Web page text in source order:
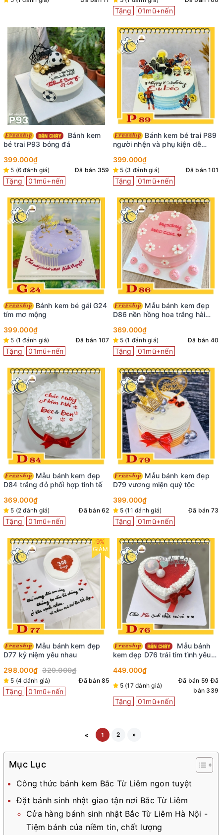
Tặng 01mũ+nến
bé trai P93 bóng đá
399.000₫
5 (6 đánh giá) Đã bán 359
Tặng 01mũ+nến
người nhện và phụ kiện dễ
399.000₫
5 (3 đánh giá) Đã bán 101
Tặng 01mũ+nến
Bánh kem bé gái G24
tím mơ mộng
399.000₫
5 (1 đánh giá) Đã bán 107
Tặng 01mũ+nến
D86 nền hồng hoa trắng hài
369.000₫
5 (1 đánh giá) Đã bán 40
Tặng 01mũ+nến
Mẫu bánh kem đẹp
D84 trắng đỏ phối hợp tinh tế
369.000₫
5 (2 đánh giá) Đã bán 62
Tặng 01mũ+nến
D79 vương miện quý tộc
399.000₫
5 (11 đánh giá) Đã bán 73
Tặng 01mũ+nến
9%
GIẢM
Mẫu bánh kem đẹp
D77 kỷ niệm yêu nhau
298.000₫ 329.000₫
5 (4 đánh giá) Đã bán 85
Tặng 01mũ+nến
kem đẹp D76 trái tim tình yêu
449.000₫
5 (17 đánh giá)
Đã bán 59 Đã
bán 339
Tặng 01mũ+nến
« 1 2 »
Mục Lục
Công thức bánh kem Bắc Từ Liêm ngon tuyệt
Đặt bánh sinh nhật giao tận nơi Bắc Từ Liêm
Cửa hàng bánh sinh nhật Bắc Từ Liêm Hà Nội -
Tiệm bánh của niềm tin, chất lượng